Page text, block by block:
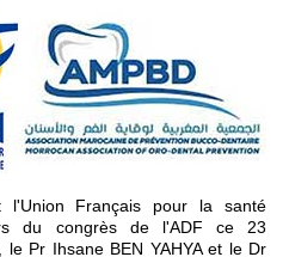
l'Union Français pour la santé
du congrès de l'ADF ce 23
Pr Ihsane BEN YAHYA et le Dr